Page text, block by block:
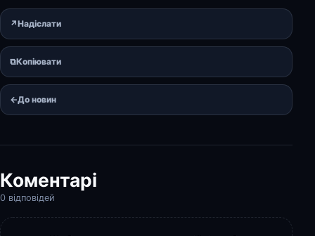
↗Надіслати
⧉Копіювати
←До новин
Коментарі
0 відповідей